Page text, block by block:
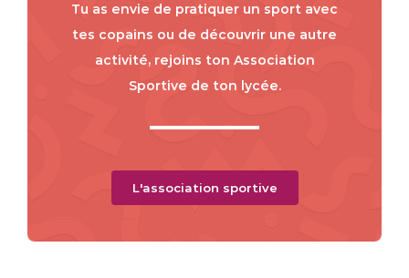
Tu as envie de pratiquer un sport avec
tes copains ou de découvrir une autre
activité, rejoins ton Association
Sportive de ton lycée.
L'association sportive